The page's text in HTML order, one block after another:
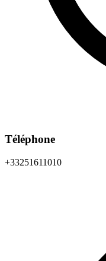
Téléphone
+33251611010